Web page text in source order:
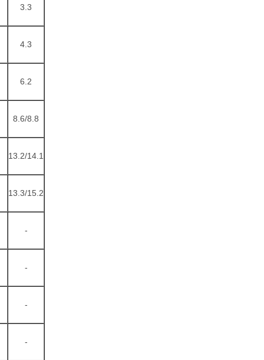
3.3
4.3
6.2
8.6/8.8
13.2/14.1
13.3/15.2
-
-
-
-